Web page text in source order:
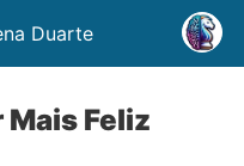
Duarte
Feliz